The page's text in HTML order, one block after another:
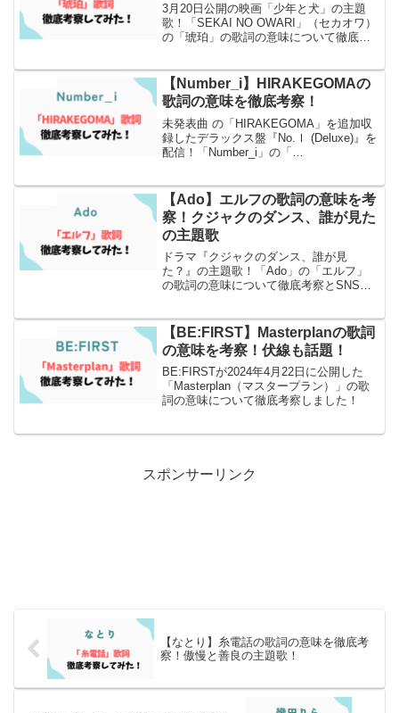
3月20日公開の映画「少年と犬」の主題
歌！「SEKAI NO OWARI」（セカオワ）
の「琥珀」の歌詞の意味について徹底考
【Number_i】HIRAKEGOMAの
歌詞の意味を徹底考察！
未発表曲 の「HIRAKEGOMA」を追加収
録したデラックス盤『No.Ⅰ (Deluxe)』を
配信！「Number_i」の「
た！
【Ado】エルフの歌詞の意味を考
察！クジャクのダンス、誰が見た
の主題歌
ドラマ『クジャクのダンス、誰が見
た？』の主題歌！「Ado」の「エルフ」
の歌詞の意味について徹底考察とSNSで
【BE:FIRST】Masterplanの歌詞
の意味を考察！伏線も話題！
BE:FIRSTが2024年4月22日に公開した
「Masterplan（マスタープラン）」の歌
詞の意味について徹底考察しました！
スポンサーリンク
【なとり】糸電話の歌詞の意味を徹底考
察！傲慢と善良の主題歌！